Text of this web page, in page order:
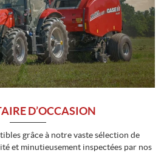
D’OCCASION
grâce à notre vaste sélection de
et minutieusement inspectées par nos